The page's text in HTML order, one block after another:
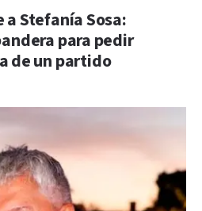
Stefanía Sosa:
para pedir
de un partido